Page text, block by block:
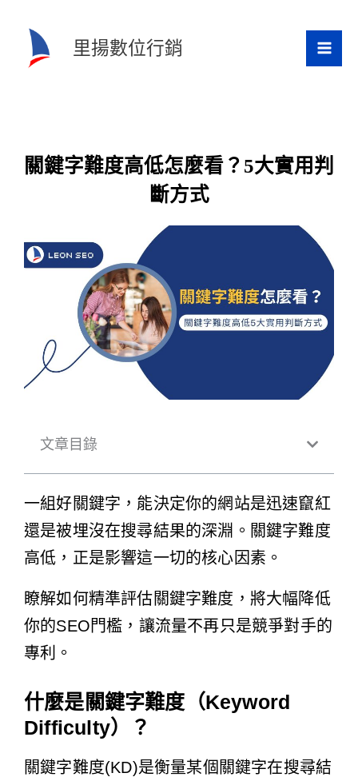
里揚數位行銷
關鍵字難度高低怎麼看？5大實用判
斷方式
文章目錄
一組好關鍵字，能決定你的網站是迅速竄紅
還是被埋沒在搜尋結果的深淵。關鍵字難度
高低，正是影響這一切的核心因素。
瞭解如何精準評估關鍵字難度，將大幅降低
你的SEO門檻，讓流量不再只是競爭對手的
專利。
什麼是關鍵字難度（Keyword
Difficulty）？
關鍵字難度(KD)是衡量某個關鍵字在搜尋結